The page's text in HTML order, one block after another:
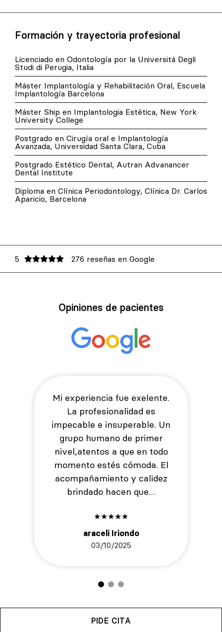
Formación y trayectoria profesional
Licenciado en Odontología por la Universitá Degli
Studi di Perugia, Italia
Máster Implantología y Rehabilitación Oral, Escuela
Implantología Barcelona
Máster Ship en Implantologia Estética, New York
University College
Postgrado en Cirugía oral e Implantología
Avanzada, Universidad Santa Clara, Cuba
Postgrado Estético Dental, Autran Advanancer
Dental Institute
Diploma en Clínica Periodontology, Clínica Dr. Carlos
Aparicio, Barcelona
5 276 reseñas en Google
Opiniones de pacientes
Mi experiencia fue exelente.
La profesionalidad es
impecable e insuperable. Un
grupo humano de primer
nivel,atentos a que en todo
momento estés cómoda. El
acompañamiento y calidez
brindado hacen que…
★★★★★
araceli Iriondo
03/10/2025
PIDE CITA